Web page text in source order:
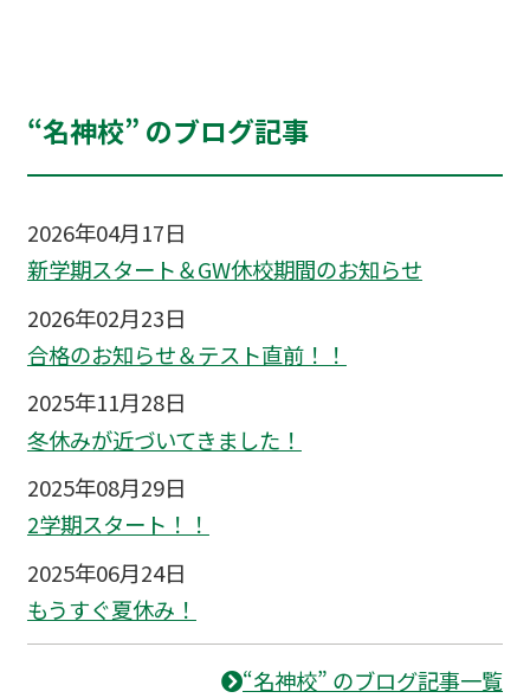
“名神校” のブログ記事
2026年04月17日
新学期スタート＆GW休校期間のお知らせ
2026年02月23日
合格のお知らせ＆テスト直前！！
2025年11月28日
冬休みが近づいてきました！
2025年08月29日
2学期スタート！！
2025年06月24日
もうすぐ夏休み！
“名神校” のブログ記事一覧